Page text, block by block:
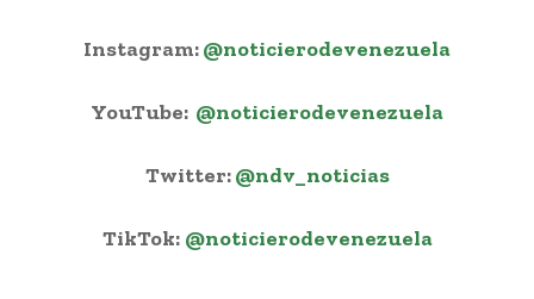
Instagram:@noticierodevenezuela
YouTube: @noticierodevenezuela
Twitter:@ndv_noticias
TikTok: @noticierodevenezuela